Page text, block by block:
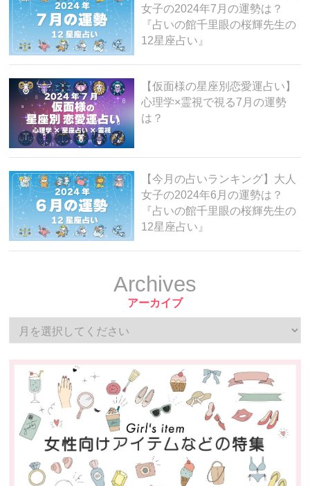
女子の2024年7月の運勢は？
『占いの館千里眼の桜輝先生の
12星座占い』
【仮面様の星座別恋愛運占い】
心理学×霊視で視る7月の運勢
は？
【今月の占いランキング】大人
女子の2024年6月の運勢は？
『占いの館千里眼の桜輝先生の
12星座占い』
Archives
アーカイブ